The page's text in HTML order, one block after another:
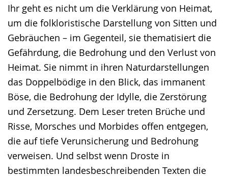
Ihr geht es nicht um die Verklärung von Heimat,
um die folkloristische Darstellung von Sitten und
Gebräuchen – im Gegenteil, sie thematisiert die
Gefährdung, die Bedrohung und den Verlust von
Heimat. Sie nimmt in ihren Naturdarstellungen
das Doppelbödige in den Blick, das immanent
Böse, die Bedrohung der Idylle, die Zerstörung
und Zersetzung. Dem Leser treten Brüche und
Risse, Morsches und Morbides offen entgegen,
die auf tiefe Verunsicherung und Bedrohung
verweisen. Und selbst wenn Droste in
bestimmten landesbeschreibenden Texten die